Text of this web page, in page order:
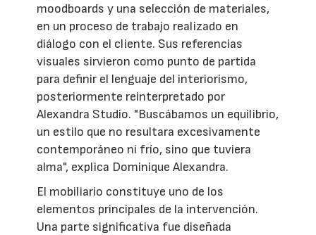
moodboards y una selección de materiales,
en un proceso de trabajo realizado en
diálogo con el cliente. Sus referencias
visuales sirvieron como punto de partida
para definir el lenguaje del interiorismo,
posteriormente reinterpretado por
Alexandra Studio. "Buscábamos un equilibrio,
un estilo que no resultara excesivamente
contemporáneo ni frío, sino que tuviera
alma", explica Dominique Alexandra.
El mobiliario constituye uno de los
elementos principales de la intervención.
Una parte significativa fue diseñada